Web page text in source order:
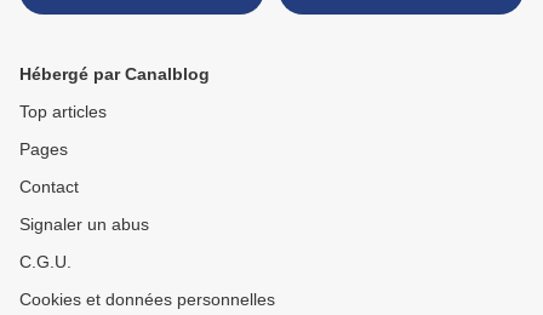
Garcia Dessinateur
Hébergé par Canalblog
Top articles
Pages
Contact
Signaler un abus
C.G.U.
Cookies et données personnelles